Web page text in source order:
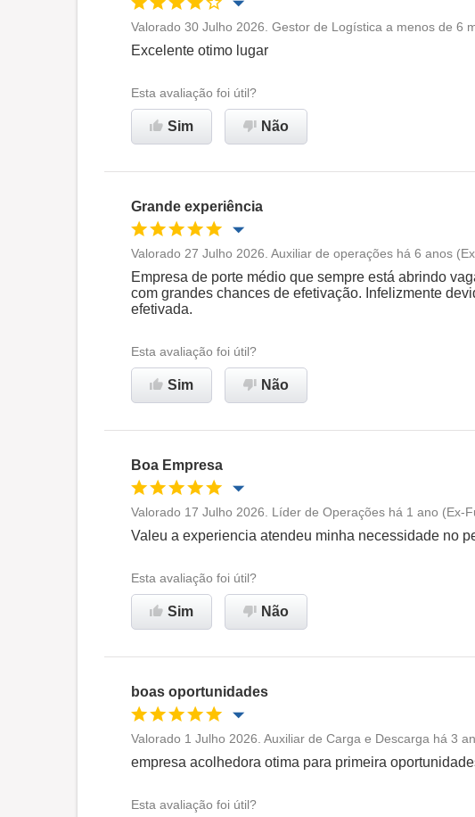
Oportunidade de promoção
Ambiente de trabalho
Recomenda esta empresa
Valorado 30 Julho 2026. Gestor de Logística a menos de 6
Excelente otimo lugar
Esta avaliação foi útil?
Sim Não
Grande experiência
Oportunidade de promoção
Ambiente de trabalho
Conciliação
Recomenda esta empresa
Valorado 27 Julho 2026. Auxiliar de operações há 6 anos
Empresa de porte médio que sempre está abrindo
com grandes chances de efetivação. Infelizmente
efetivada.
Esta avaliação foi útil?
Sim Não
Boa Empresa
Oportunidade de promoção
Ambiente de trabalho
Conciliação
Recomenda esta empresa
Valorado 17 Julho 2026. Líder de Operações há 1 ano (Ex-
Valeu a experiencia atendeu minha necessidade no
Esta avaliação foi útil?
Sim Não
boas oportunidades
Oportunidade de promoção
Ambiente de trabalho
Conciliação
Valorado 1 Julho 2026. Auxiliar de Carga e Descarga há 3
empresa acolhedora otima para primeira
Esta avaliação foi útil?